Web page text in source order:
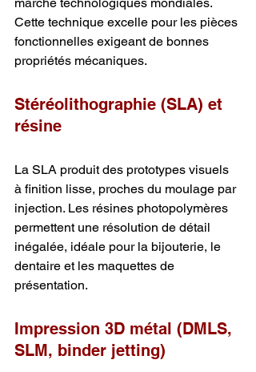
Cette technique excelle pour les pièces
fonctionnelles exigeant de bonnes
propriétés mécaniques.
Stéréolithographie (SLA) et
résine
La SLA produit des prototypes visuels
à finition lisse, proches du moulage par
injection. Les résines photopolymères
permettent une résolution de détail
inégalée, idéale pour la bijouterie, le
dentaire et les maquettes de
présentation.
Impression 3D métal (DMLS,
SLM, binder jetting)